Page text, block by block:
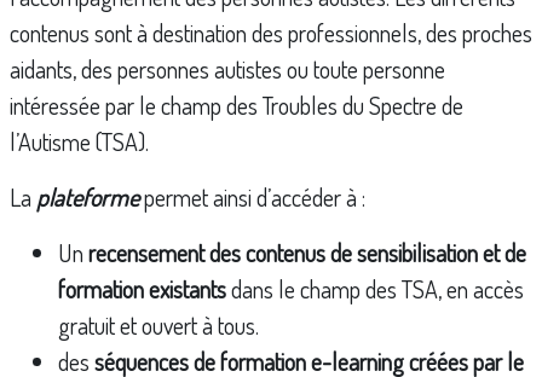
contenus sont à destination des professionnels, des proches
aidants, des personnes autistes ou toute personne
intéressée par le champ des Troubles du Spectre de
l’Autisme (TSA).
La plateformepermet ainsi d’accéder à :
Unrecensement des contenus de sensibilisation et de
formation existantsdans le champ des TSA, en accès
gratuit et ouvert à tous.
desséquences de formation e-learning créées par le